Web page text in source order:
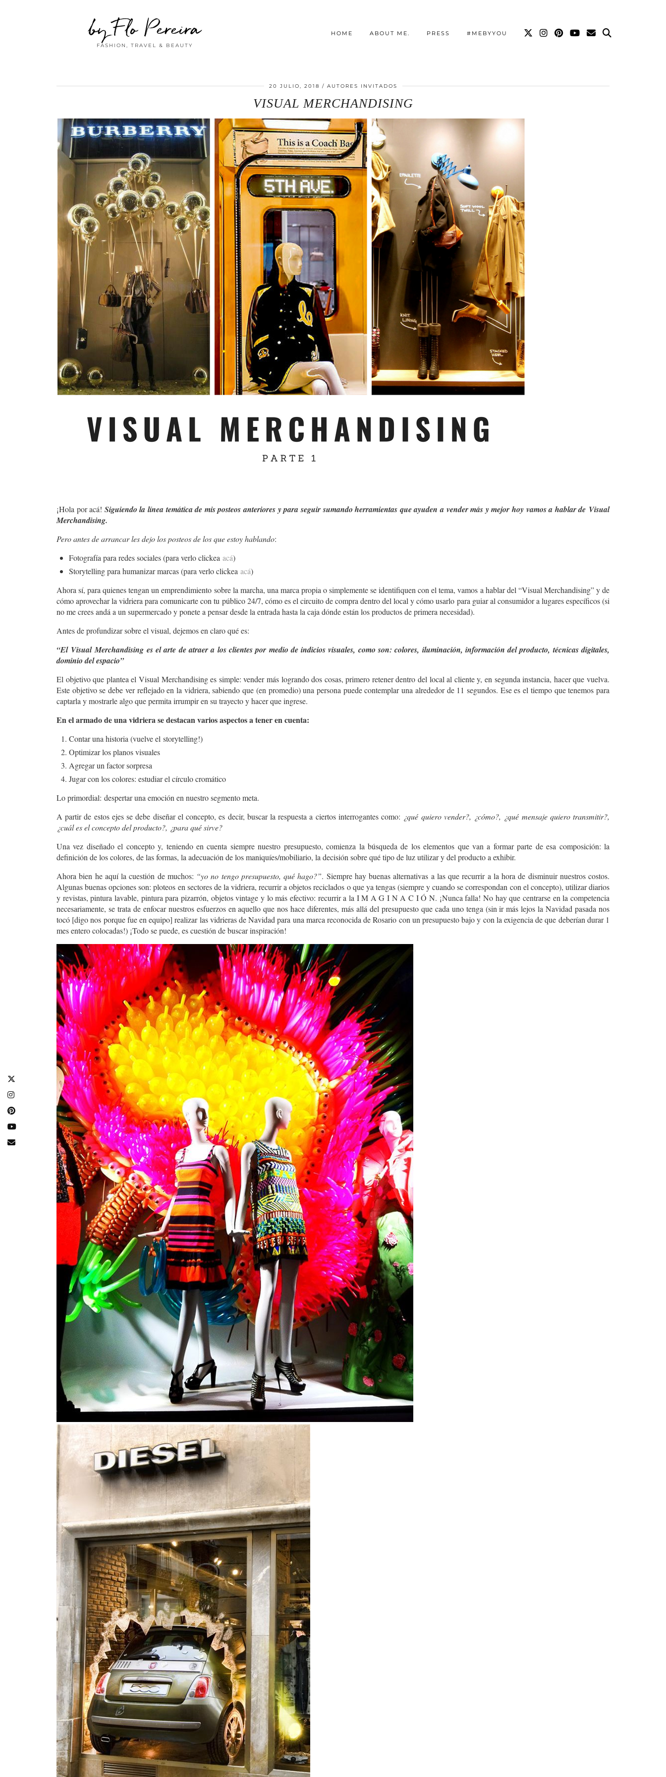
by Flo Pereira
FASHION, TRAVEL & BEAUTY
HOME ABOUT ME. PRESS #MEBYYOU
20 JULIO, 2018 AUTORES INVITADOS
VISUAL MERCHANDISING
¡Hola por acá! Siguiendo la línea temática de mis posteos anteriores y para seguir sumando herramientas que ayuden a vender más y mejor hoy vamos a hablar de Visual
Merchandising.
Pero antes de arrancar les dejo los posteos de los que estoy hablando:
Fotografía para redes sociales (para verlo clickea acá)
Storytelling para humanizar marcas (para verlo clickea acá)
Ahora sí, para quienes tengan un emprendimiento sobre la marcha, una marca propia o simplemente se identifiquen con el tema, vamos a hablar del “Visual Merchandising” y de
cómo aprovechar la vidriera para comunicarte con tu público 24/7, cómo es el circuito de compra dentro del local y cómo usarlo para guiar al consumidor a lugares específicos (si
no me crees andá a un supermercado y ponete a pensar desde la entrada hasta la caja dónde están los productos de primera necesidad).
Antes de profundizar sobre el visual, dejemos en claro qué es:
“El Visual Merchandisinges el arte de atraer a los clientes por medio de indicios visuales, como son: colores, iluminación, información del producto, técnicas digitales,
dominio del espacio”
El objetivo que plantea el Visual Merchandising es simple: vender más logrando dos cosas, primero retener dentro del local al cliente y, en segunda instancia, hacer que vuelva.
Este objetivo se debe ver reflejado en la vidriera, sabiendo que (en promedio) una persona puede contemplar una alrededor de 11 segundos. Ese es el tiempo que tenemos para
captarla y mostrarle algo que permita irrumpir en su trayecto y hacer que ingrese.
En el armado de una vidriera se destacan varios aspectos a tener en cuenta:
Contar una historia (vuelve el storytelling!)
Optimizar los planos visuales
Agregar un factor sorpresa
Jugar con los colores: estudiar el círculo cromático
Lo primordial: despertar una emoción en nuestro segmento meta.
A partir de estos ejes se debe diseñar el concepto, es decir, buscar la respuesta a ciertos interrogantes como: ¿qué quiero vender?, ¿cómo?, ¿qué mensaje quiero transmitir?,
¿cuál es el concepto del producto?, ¿para qué sirve?
Una vez diseñado el concepto y, teniendo en cuenta siempre nuestro presupuesto, comienza la búsqueda de los elementos que van a formar parte de esa composición: la
definición de los colores, de las formas, la adecuación de los maniquíes/mobiliario, la decisión sobre qué tipo de luz utilizar y del producto a exhibir.
Ahora bien he aquí la cuestión de muchos: “yo no tengo presupuesto, qué hago?”. Siempre hay buenas alternativas a las que recurrir a la hora de disminuir nuestros costos.
Algunas buenas opciones son: ploteos en sectores de la vidriera, recurrir a objetos reciclados o que ya tengas (siempre y cuando se correspondan con el concepto), utilizar diarios
y revistas, pintura lavable, pintura para pizarrón, objetos vintage y lo más efectivo: recurrir a la I M A G I N A C I Ó N. ¡Nunca falla! No hay que centrarse en la competencia
necesariamente, se trata de enfocar nuestros esfuerzos en aquello que nos hace diferentes, más allá del presupuesto que cada uno tenga (sin ir más lejos la Navidad pasada nos
tocó [digo nos porque fue en equipo] realizar las vidrieras de Navidad para una marca reconocida de Rosario con un presupuesto bajo y con la exigencia de que deberían durar 1
mes entero colocadas!) ¡Todo se puede, es cuestión de buscar inspiración!